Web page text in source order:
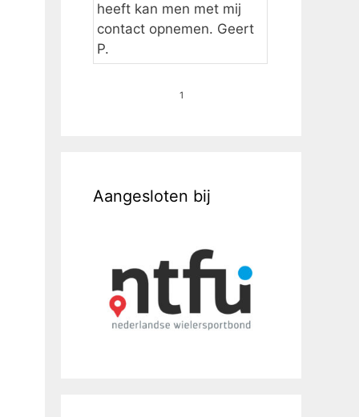
heeft kan men met mij
contact opnemen. Geert
P.
1
Aangesloten bij